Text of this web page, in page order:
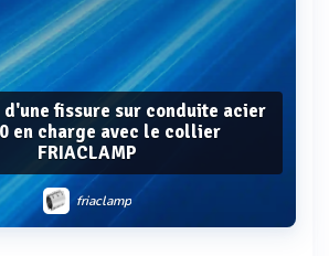
d'une fissure sur conduite acier
en charge avec le collier
FRIACLAMP
friaclamp